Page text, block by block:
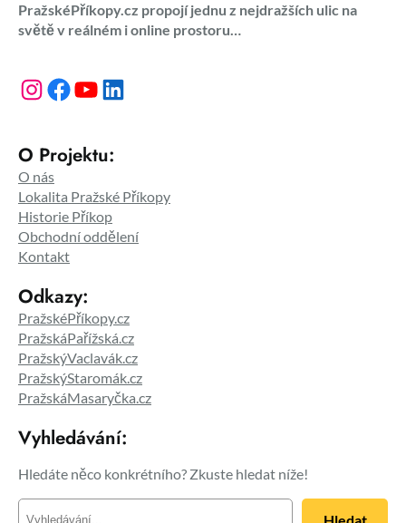
PražskéPříkopy.cz propojí jednu z nejdražších ulic na
světě v reálném i online prostoru…
Instagram Facebook YouTube LinkedIn
O Projektu:
O nás
Lokalita Pražské Příkopy
Historie Příkop
Obchodní oddělení
Kontakt
Odkazy:
PražskéPříkopy.cz
PražskáPařížská.cz
PražskýVaclavák.cz
PražskýStaromák.cz
PražskáMasaryčka.cz
Vyhledávání:
Hledáte něco konkrétního? Zkuste hledat níže!